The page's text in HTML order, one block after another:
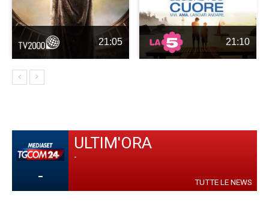
21:05 21:10
-
ULTIM'ORA
-
TUTTE LE NEWS